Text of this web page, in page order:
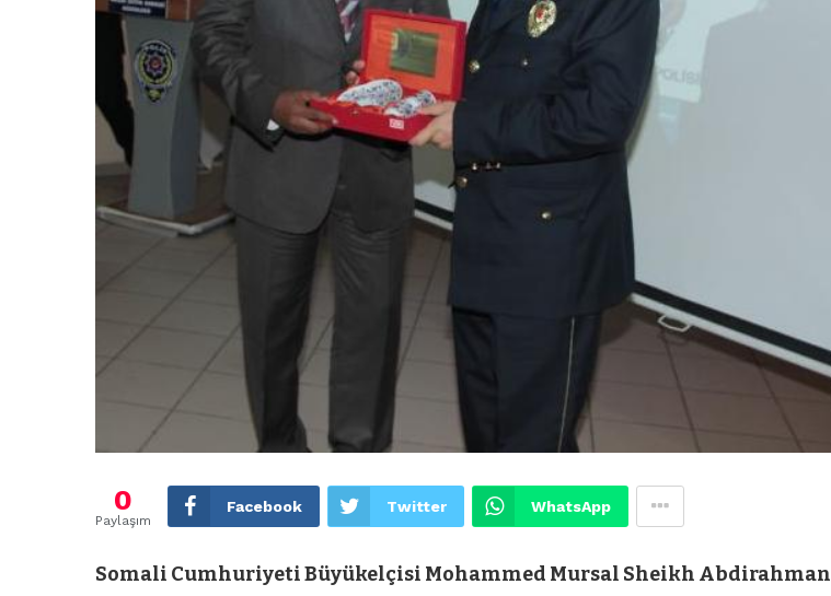
0
Paylaşım
Facebook Twitter WhatsApp
Somali Cumhuriyeti Büyükelçisi Mohammed Mursal Sheikh Abdirahman